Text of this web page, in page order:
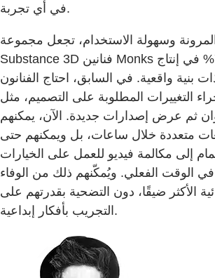
في أي تجربة.
وسهولة الاستخدام، تجعل مجموعة
Substance 3D فنانين Monks أسرع بنسبة 70% في إنتاج
بنية واقعية. في السابق، احتاج الفنانون
التغييرات المطلوبة على التصميم، مثل
ثم عرض إصدارات جديدة. الآن، يمكنهم
متعددة خلال ساعات، بل ويمكنهم حتى
إلى مكالمة فيديو للعمل على الخيارات
الوقت الفعلي. ويُمكّنهم ذلك من الوفاء
الأكثر ضيقًا، دون التضحية بقدرتهم على
التجريب بأفكار إبداعية.